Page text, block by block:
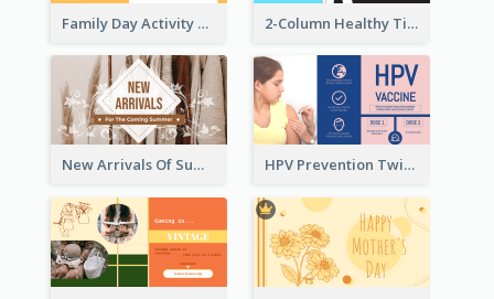
Family Day Activity Suggestions Twitter Post 2-Column Healthy Tips Twitter Post With Illustrations
New Arrivals Of Summer Clothes Twitter Post With White Decorations HPV Prevention Twitter Post